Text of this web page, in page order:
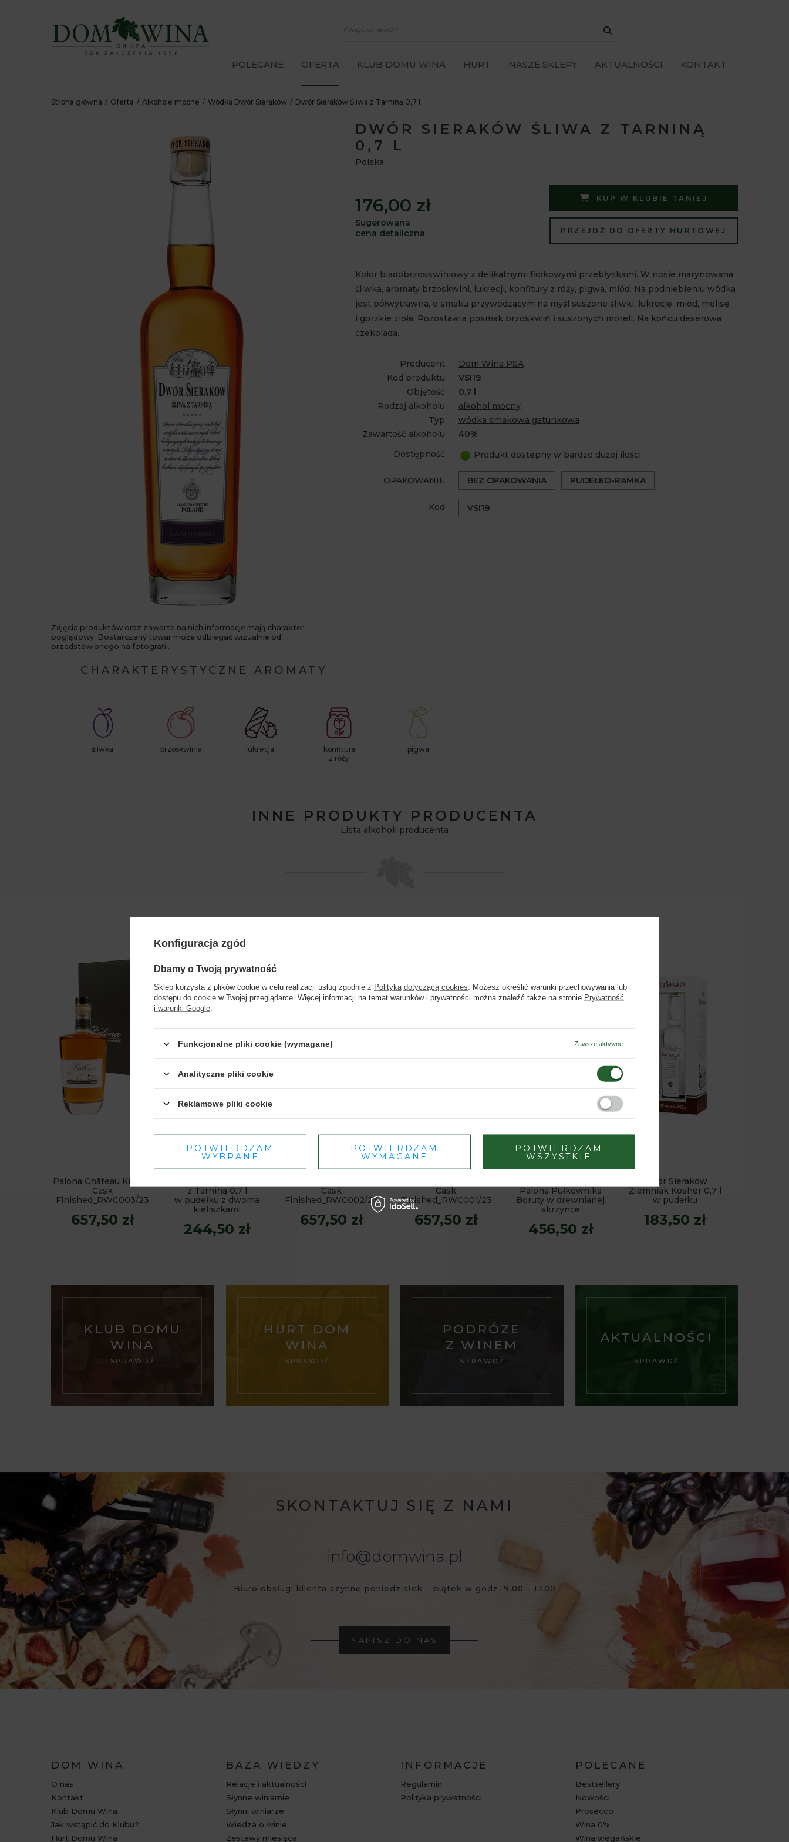
POLECANE OFERTA KLUB DOMU WINA HURT NASZE SKLEPY AKTUALNOŚCI KONTAKT
Strona główna Oferta Alkohole mocne Wódka Dwór Sieraków Dwór Sieraków Śliwa z Tarniną 0,7 l
DWÓR SIERAKÓW ŚLIWA Z TARNINĄ
0,7 L
Polska
Zdjęcia produktów oraz zawarte na nich informacje mają charakter
poglądowy. Dostarczany towar może odbiegać wizualnie od
przedstawionego na fotografii.
176,00 zł
Sugerowana
cena detaliczna
KUP W KLUBIE TANIEJ
PRZEJDŹ DO OFERTY HURTOWEJ
Kolor bladobrzoskwiniowy z delikatnymi fiołkowymi przebłyskami. W nosie marynowana
śliwka, aromaty brzoskwini, lukrecji, konfitury z róży, pigwa, miód. Na podniebieniu wódka
jest półwytrawna, o smaku przywodzącym na myśl suszone śliwki, lukrecję, miód, melisę
i gorzkie zioła. Pozostawia posmak brzoskwiń i suszonych moreli. Na końcu deserowa
czekolada.
Producent:
Dom Wina PSA
Kod produktu:
VSI19
Objętość:
0,7 l
Rodzaj alkoholu:
alkohol mocny
Typ:
wódka smakowa gatunkowa
Zawartość alkoholu:
40%
Dostępność:
Produkt dostępny w bardzo dużej ilości
OPAKOWANIE: BEZ OPAKOWANIA PUDEŁKO-RAMKA
Kod: VSI19
CHARAKTERYSTYCZNE AROMATY
śliwka brzoskwinia lukrecja
konfitura
z róży
pigwa
INNE PRODUKTY PRODUCENTA
Lista alkoholi producenta
Palona Château Kirwan
Cask
Finished_RWC003/23
657,50 zł
z Tarniną 0,7 l
w pudełku z dwoma
kieliszkami
244,50 zł
Cask
Finished_RWC002/23
657,50 zł
Cask
Finished_RWC001/23
657,50 zł
Palona Pułkownika
Boruty w drewnianej
skrzynce
456,50 zł
Dwór Sieraków
Ziemniak Kosher 0,7 l
w pudełku
183,50 zł
KLUB DOMU
WINA
SPRAWDŹ
HURT DOM
WINA
SPRAWDŹ
PODRÓZE
Z WINEM
SPRAWDŹ
AKTUALNOŚCI
SPRAWDŹ
SKONTAKTUJ SIĘ Z NAMI
info@domwina.pl
Biuro obsługi klienta czynne poniedziałek – piątek w godz. 9.00 – 17.00
NAPISZ DO NAS
DOM WINA
O nas
Kontakt
Klub Domu Wina
Jak wstąpić do Klubu?
Hurt Domu Wina
BAZA WIEDZY
Relacje i aktualności
Słynne winiarnie
Słynni winiarze
Wiedza o winie
Zestawy miesiąca
INFORMACJE
Regulamin
Polityka prywatności
POLECANE
Bestsellery
Nowości
Prosecco
Wina 0%
Wina wegańskie
Czy masz ukończone 18 lat?
Konfiguracja zgód
Dbamy o Twoją prywatność
Sklep korzysta z plików cookie w celu realizacji usług zgodnie z Polityką dotyczącą cookies . Możesz określić warunki przechowywania lub
dostępu do cookie w Twojej przeglądarce. Więcej informacji na temat warunków i prywatności można znaleźć także na stronie Prywatność
i warunki Google
Funkcjonalne pliki cookie (wymagane) Zawsze aktywne
Analityczne pliki cookie
Reklamowe pliki cookie
POTWIERDZAM
WYBRANE
POTWIERDZAM
WYMAGANE
POTWIERDZAM
WSZYSTKIE